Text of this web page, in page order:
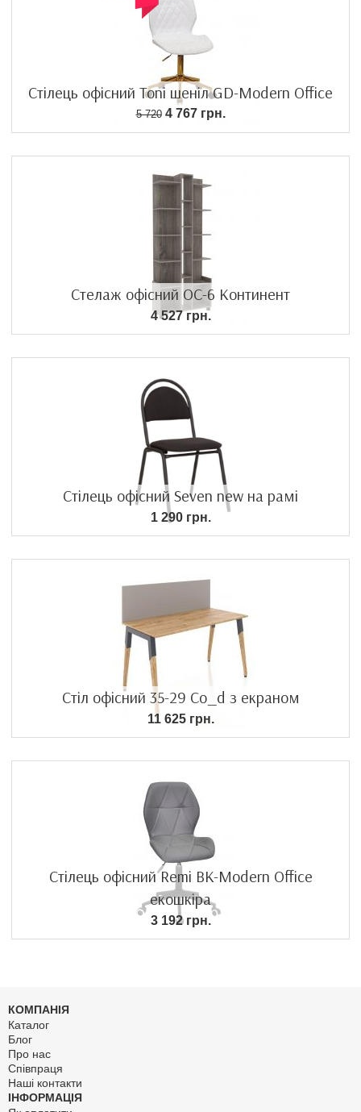
Стілець офісний Toni шеніл GD-Modern Office
5 7204 767 грн.
Стелаж офісний ОС-6 Континент
4 527 грн.
Стілець офісний Seven new на рамі
1 290 грн.
Стіл офісний 35-29 Co_d з екраном
11 625 грн.
Стілець офісний Remi BK-Modern Office
екошкіра
3 192 грн.
КОМПАНІЯ
Каталог
Блог
Про нас
Співпраця
Наші контакти
ІНФОРМАЦІЯ